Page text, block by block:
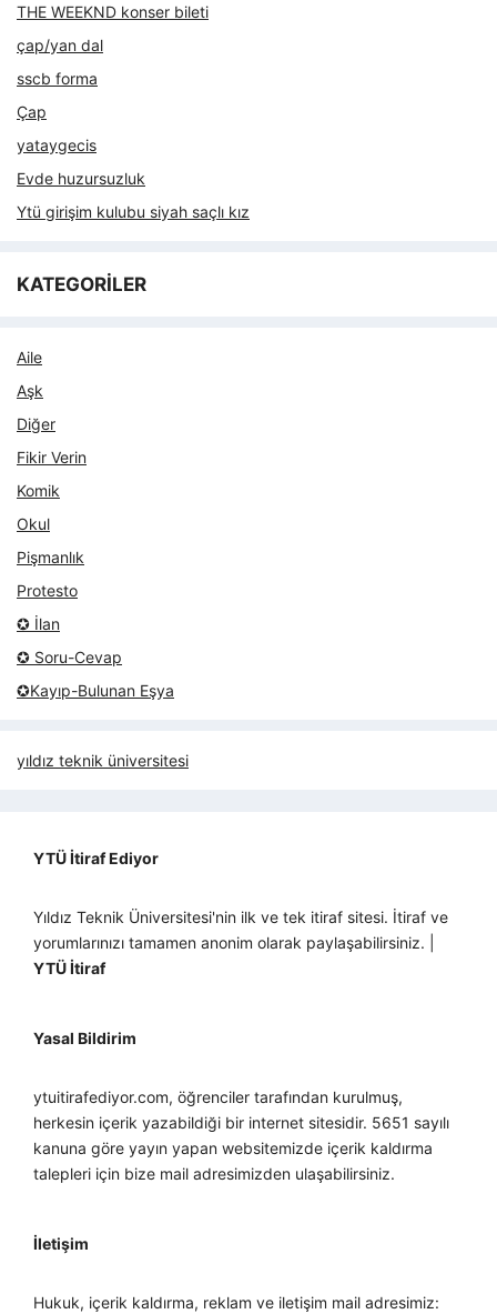
THE WEEKND konser bileti
çap/yan dal
sscb forma
Çap
yataygecis
Evde huzursuzluk
Ytü girişim kulubu siyah saçlı kız
KATEGORİLER
Aile
Aşk
Diğer
Fikir Verin
Komik
Okul
Pişmanlık
Protesto
✪ İlan
✪ Soru-Cevap
✪Kayıp-Bulunan Eşya
yıldız teknik üniversitesi
YTÜ İtiraf Ediyor
Yıldız Teknik Üniversitesi'nin ilk ve tek itiraf sitesi. İtiraf ve
yorumlarınızı tamamen anonim olarak paylaşabilirsiniz. |
YTÜ İtiraf
Yasal Bildirim
ytuitirafediyor.com, öğrenciler tarafından kurulmuş,
herkesin içerik yazabildiği bir internet sitesidir. 5651 sayılı
kanuna göre yayın yapan websitemizde içerik kaldırma
talepleri için bize mail adresimizden ulaşabilirsiniz.
İletişim
Hukuk, içerik kaldırma, reklam ve iletişim mail adresimiz: